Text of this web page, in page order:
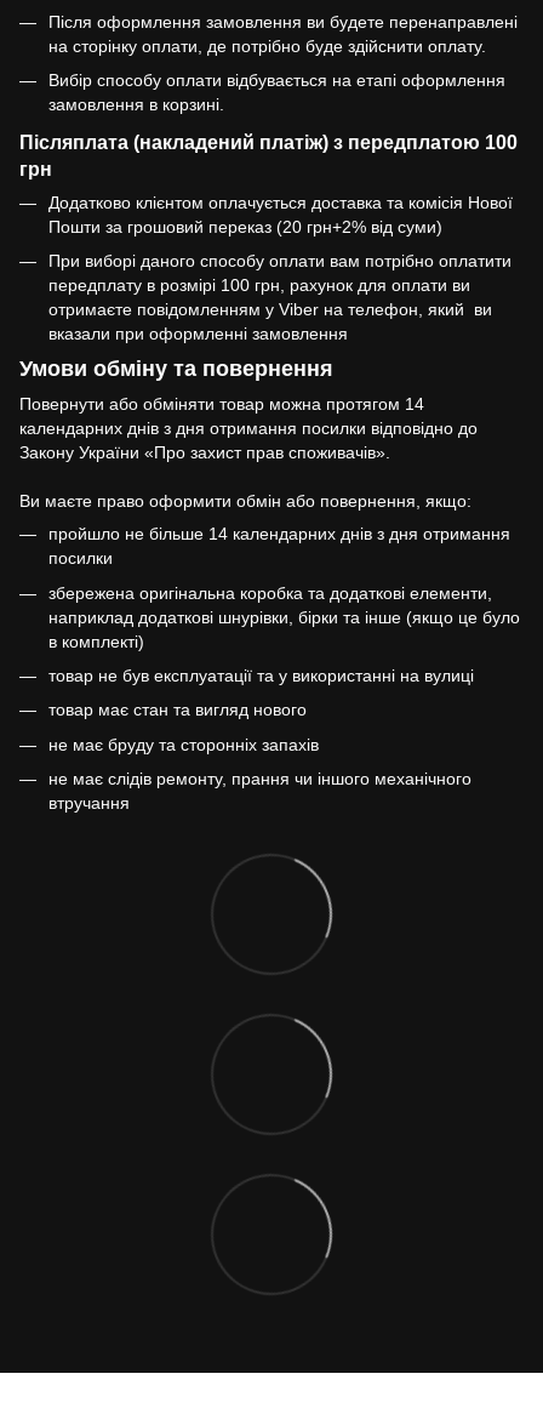
Після оформлення замовлення ви будете перенаправлені
на сторінку оплати, де потрібно буде здійснити оплату.
Вибір способу оплати відбувається на етапі оформлення
замовлення в корзині.
Післяплата (накладений платіж) з передплатою 100
грн
Додатково клієнтом оплачується доставка та комісія Нової
Пошти за грошовий переказ (20 грн+2% від суми)
При виборі даного способу оплати вам потрібно оплатити
передплату в розмірі 100 грн, рахунок для оплати ви
отримаєте повідомленням у Viber на телефон, який ви
вказали при оформленні замовлення
Умови обміну та повернення
Повернути або обміняти товар можна протягом 14
календарних днів з дня отримання посилки відповідно до
Закону України «Про захист прав споживачів».
Ви маєте право оформити обмін або повернення, якщо:
пройшло не більше 14 календарних днів з дня отримання
посилки
збережена оригінальна коробка та додаткові елементи,
наприклад додаткові шнурівки, бірки та інше (якщо це було
в комплекті)
товар не був експлуатації та у використанні на вулиці
товар має стан та вигляд нового
не має бруду та сторонніх запахів
не має слідів ремонту, прання чи іншого механічного
втручання